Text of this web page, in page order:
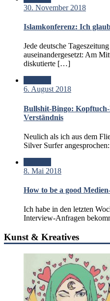
30. November 2018
Islamkonferenz: Ich
Jede deutsche
auseinandergesetzt: Am
diskutierte […]
6. August 2018
Bullshit-Bingo:
Verständnis
Neulich als ich aus dem
Silver Surfer
8. Mai 2018
How to be a good
Ich habe in den letzten
Interview-Anfragen
Kunst & Kreatives